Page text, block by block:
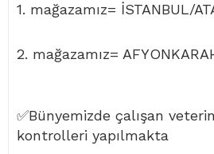
1. mağazamız= İSTANBUL/
2. mağazamız=
✅Bünyemizde çalışan
kontrolleri yapılmakta